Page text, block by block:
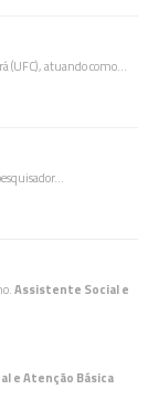
(UFC), atuando como…
Assistente Social e
e Atenção Básica